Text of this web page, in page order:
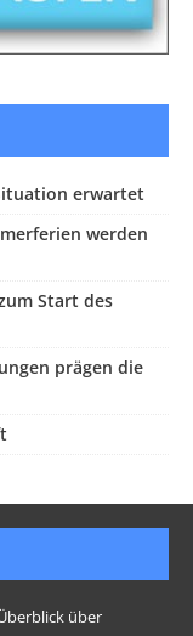
erwartet
werden
Start des
prägen die
über